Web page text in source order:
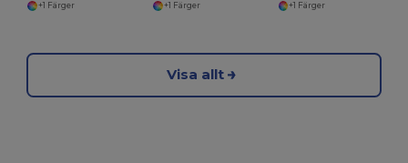
+1 Färger
+1 Färger
+1 Färger
Visa allt